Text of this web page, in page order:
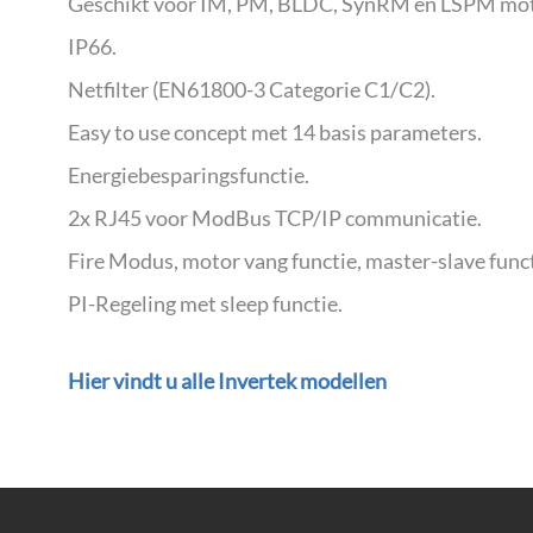
IP66.
Netfilter (EN61800-3 Categorie C1/C2).
Easy to use concept met 14 basis parameters.
Energiebesparingsfunctie.
2x RJ45 voor ModBus TCP/IP communicatie.
Fire Modus, motor vang functie, master-slave
PI-Regeling met sleep functie.
Hier vindt u alle Invertek modellen